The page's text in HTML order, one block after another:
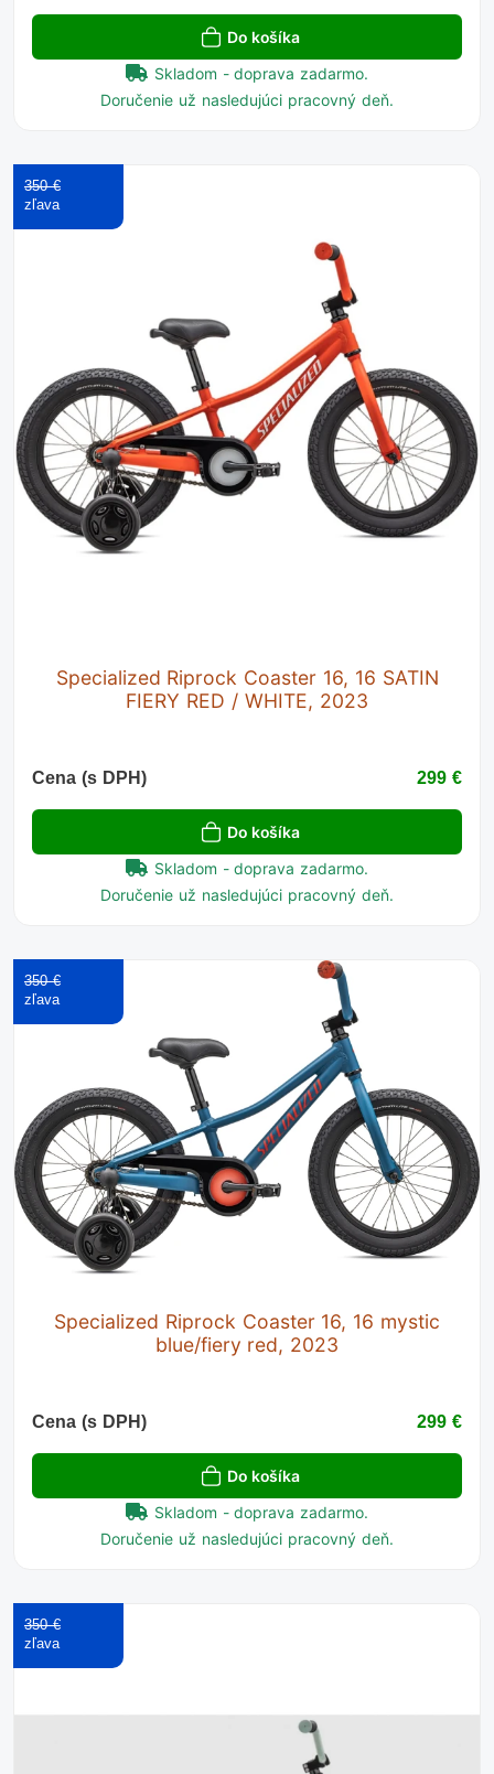
Do košíka
Skladom - doprava zadarmo.
Doručenie už nasledujúci pracovný deň.
Specialized Riprock Coaster 16, 16 SATIN
FIERY RED / WHITE, 2023
350 €
Cena (s DPH) 299 €
Do košíka
Skladom - doprava zadarmo.
Doručenie už nasledujúci pracovný deň.
Specialized Riprock Coaster 16, 16 mystic
blue/fiery red, 2023
350 €
Cena (s DPH) 299 €
Do košíka
Skladom - doprava zadarmo.
Doručenie už nasledujúci pracovný deň.
350 €